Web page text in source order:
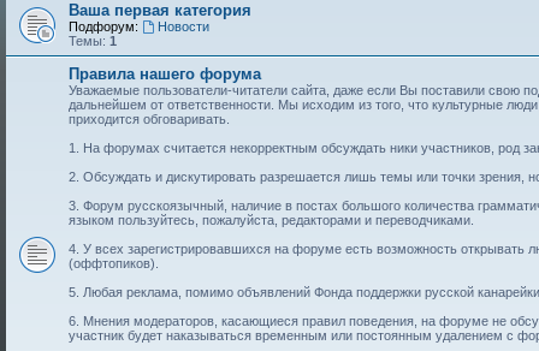
Ваша первая категория
Подфорум:
Новости
Темы: 1
Правила нашего форума
Уважаемые пользователи-читатели сайта, даже если Вы поставили свою
дальнейшем от ответственности. Мы исходим из того, что культурные
приходится обговаривать.
1. На форумах считается некорректным обсуждать ники участников, род
2. Обсуждать и дискутировать разрешается лишь темы или точки зрения,
3. Форум русскоязычный, наличие в постах большого количества
языком пользуйтесь, пожалуйста, редакторами и переводчиками.
4. У всех зарегистрировавшихся на форуме есть возможность
(оффтопиков).
5. Любая реклама, помимо объявлений Фонда поддержки русской
6. Мнения модераторов, касающиеся правил поведения, на форуме не
участник будет наказываться временным или постоянным удалением с